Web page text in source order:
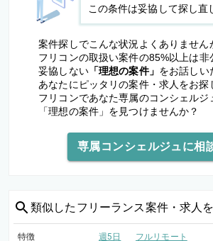
この条件は妥協して探し直
案件探しでこんな状況よくありません
フリコンの取扱い案件の85%以上は非
妥協しない「理想の案件」 をお話しい
あなたにピッタリの案件・求人をお探
フリコンであなた専属のコンシェルジ
「理想の案件」を見つけませんか？
専属コンシェルジュに相
類似した フリーランス案件・求人
特徴 週5日 フルリモート